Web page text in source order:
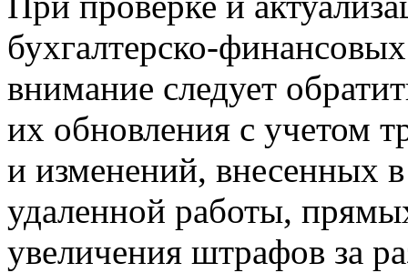
бухгалтерско-
внимание следует
их обновления с учетом
и изменений, внесенных
удаленной работы,
увеличения штрафов за